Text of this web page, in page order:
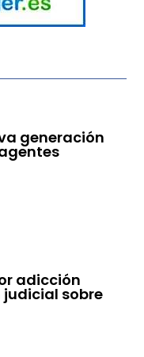
generación
adicción
judicial sobre